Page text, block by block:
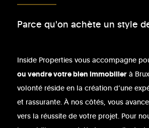
Parce qu'on achète un style
Inside Properties vous accompagne
ou vendre votre bien immobilier à
volonté réside en la création d’une
et rassurante. À nos côtés, vous
vers la réussite de votre projet. Pour